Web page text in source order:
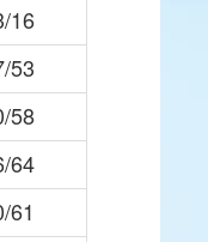
16
53
58
64
61